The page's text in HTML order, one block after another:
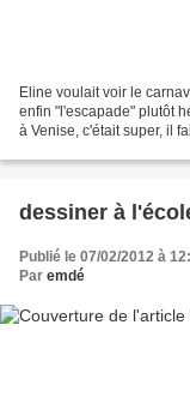
Eline voulait voir le
enfin "l'escapade" plutôt
à Venise, c'était super, il
dessiner à
Publié le 07/02/2012 à
Par emdé